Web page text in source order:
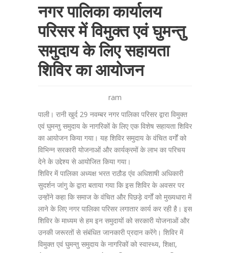
नगर पालिका कार्यालय
परिसर में विमुक्त एवं घुमन्तु
समुदाय के लिए सहायता
शिविर का आयोजन
ram
पाली। रानी खुर्द 29 नवम्बर नगर पालिका परिसर द्वारा विमुक्त
एवं घुमन्तु समुदाय के नागरिकों के लिए एक विशेष सहायता शिविर
का आयोजन किया गया। यह शिविर समुदाय के वंचित वर्गों को
विभिन्न सरकारी योजनाओं और कार्यक्रमों के लाभ का परिचय
देने के उद्देश्य से आयोजित किया गया।
शिविर में पालिका अध्यक्ष भरत राठौड एंव अधिशाषी अधिकारी
सुदर्शन जांगु के द्वारा बताया गया कि इस शिविर के अवसर पर
उन्होंने कहा कि समाज के वंचित और पिछड़े वर्गों को मुख्यधारा में
लाने के लिए नगर पालिका परिसर लगातार कार्य कर रही है। इस
शिविर के माध्यम से हम इन समुदायों को सरकारी योजनाओं और
उनकी जरूरतों से संबंधित जानकारी प्रदान करेंगे। शिविर में
विमुक्त एवं घुमन्तु समुदाय के नागरिकों को स्वास्थ्य, शिक्षा,